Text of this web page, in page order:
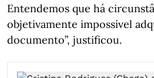
Entendemos que há
objetivamente impossível
documento”, justificou.